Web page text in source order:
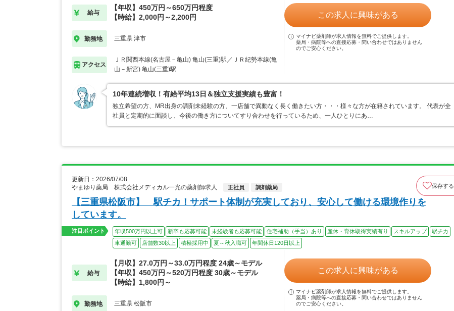
給与
【年収】450万円～650万円程度
【時給】2,000円～2,200円
勤務地 三重県 津市
アクセス
ＪＲ関西本線(名古屋－亀山) 亀山(三重)駅／ＪＲ紀勢本線(亀
山－新宮) 亀山(三重)駅
この求人に興味がある
マイナビ薬剤師が求人情報を無料でご提供します。
薬局・病院等への直接応募・問い合わせではありません
のでご安心ください。
10年連続増収！有給平均13日＆独立支援実績も豊富！
独立希望の方、MR出身の調剤未経験の方、一店舗で異動なく長く働きたい方・・・様々な方が在籍されています。 代表が全
社員と定期的に面談し、今後の働き方についてすり合わせを行っているため、一人ひとりにあ…
更新日：2026/07/08
やまゆり薬局 株式会社メディカル一光の薬剤師求人
正社員 調剤薬局 保存する
【三重県松阪市】 駅チカ！サポート体制が充実しており、安心して働ける環境作りを
しています。
注目ポイント 年収500万円以上可 新卒も応募可能 未経験者も応募可能 住宅補助（手当）あり 産休・育休取得実績有り スキルアップ
駅チカ
車通勤可
店舗数30以上 積極採用中 夏～秋入職可 年間休日120日以上
給与
【月収】27.0万円～33.0万円程度 24歳～モデル
【年収】450万円～520万円程度 30歳～モデル
【時給】1,800円～
勤務地 三重県 松阪市
この求人に興味がある
マイナビ薬剤師が求人情報を無料でご提供します。
薬局・病院等への直接応募・問い合わせではありません
のでご安心ください。